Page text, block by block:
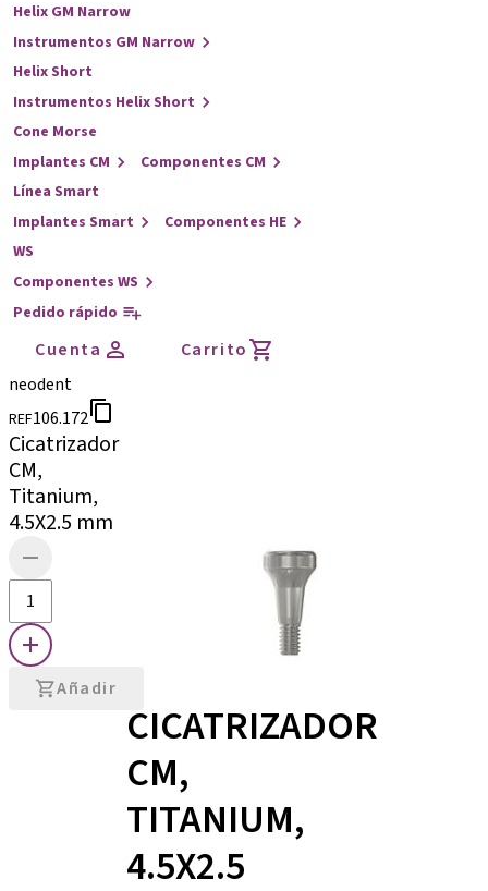
Helix GM Narrow
Instrumentos GM Narrow
Helix Short
Instrumentos Helix Short
Cone Morse
Implantes CM
Componentes CM
Línea Smart
Implantes Smart
Componentes HE
WS
Componentes WS
Pedido rápido
Cuenta
Carrito
neodent
REF106.172
Cicatrizador
CM,
Titanium,
4.5X2.5 mm
Añadir
CICATRIZADOR
CM,
TITANIUM,
4.5X2.5